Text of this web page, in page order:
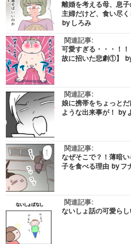
離婚を考える母、息
主婦だけど、食い尽く
by しろみ
関連記事:
可愛すぎる・・・！
故に招いた悲劇①】
関連記事:
娘に携帯をちょっと
ような出来事が！ by
関連記事:
なぜそこで？！薄暗
子を食べる理由 by フ
関連記事:
ないしょ話の可愛ら